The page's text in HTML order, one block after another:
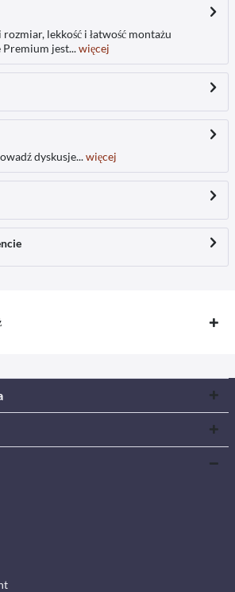
lekkość i łatwość montażu
Premium jest...więcej
dyskusje...więcej